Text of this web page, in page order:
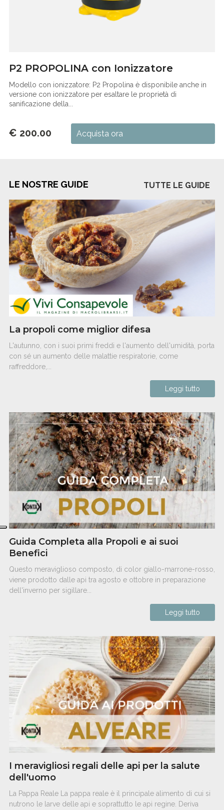
P2 PROPOLINA con Ionizzatore
Modello con ionizzatore: P2 Propolina è disponibile anche in
versione con ionizzatore per esaltare le proprietà di
sanificazione della...
€ 200.00 Acquista ora
LE NOSTRE GUIDE TUTTE LE GUIDE
La propoli come miglior difesa
L'autunno, con i suoi primi freddi e l'aumento dell'umidità, porta
con sé un aumento delle malattie respiratorie, come
raffreddore,...
Leggi tutto
Guida Completa alla Propoli e ai suoi
Benefici
Questo meraviglioso composto, di color giallo-marrone-rosso,
viene prodotto dalle api tra agosto e ottobre in preparazione
dell'inverno per sigillare...
Leggi tutto
I meravigliosi regali delle api per la salute
dell'uomo
La Pappa Reale La pappa reale è il principale alimento di cui si
nutrono le larve delle api e soprattutto le api regine. Deriva